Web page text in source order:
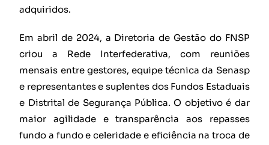
adquiridos.
Em abril de 2024, a Diretoria de Gestão do FNSP
criou a Rede Interfederativa, com reuniões
mensais entre gestores, equipe técnica da Senasp
e representantes e suplentes dos Fundos Estaduais
e Distrital de Segurança Pública. O objetivo é dar
maior agilidade e transparência aos repasses
fundo a fundo e celeridade e eficiência na troca de